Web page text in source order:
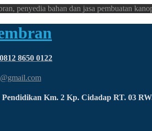
penyedia bahan dan jasa pembuatan
8650 0122
Km. 2 Kp. Cidadap RT. 03